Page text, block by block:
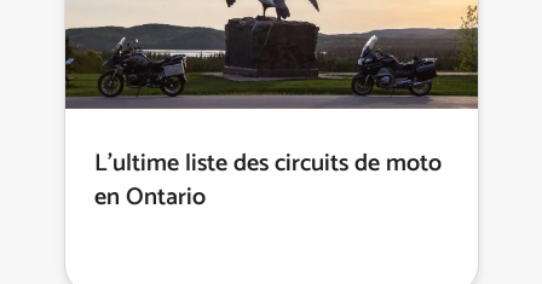
L'ultime liste des circuits de moto
en Ontario